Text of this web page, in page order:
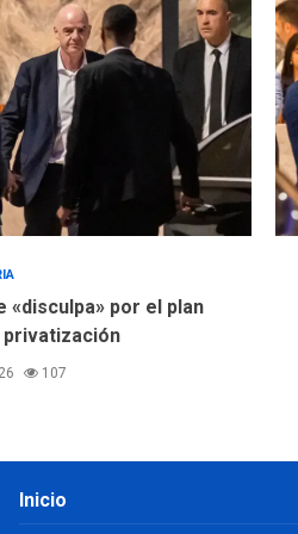
«disculpa» por el plan
107
Inicio